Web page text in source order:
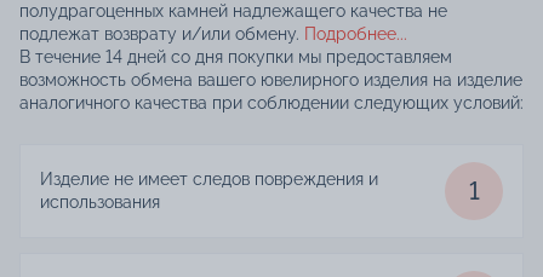
полудрагоценных камней надлежащего качества не
подлежат возврату и/или обмену. Подробнее...
В течение 14 дней со дня покупки мы предоставляем
возможность обмена вашего ювелирного изделия на изделие
аналогичного качества при соблюдении следующих условий:
Изделие не имеет следов повреждения и
использования
1